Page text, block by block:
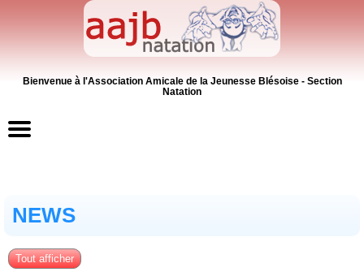
Bienvenue à l'Association Amicale de la Jeunesse Blésoise - Section
Natation
NEWS
Tout afficher